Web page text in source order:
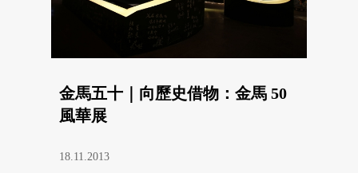
金馬五十｜向歷史借物：金馬 50
風華展
18.11.2013